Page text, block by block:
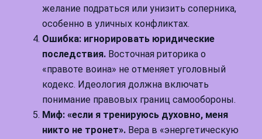
желание подраться или унизить соперника,
особенно в уличных конфликтах.
Ошибка: игнорировать юридические
последствия. Восточная риторика о
«правоте воина» не отменяет уголовный
кодекс. Идеология должна включать
понимание правовых границ самообороны.
Миф: «если я тренируюсь духовно, меня
никто не тронет». Вера в «энергетическую